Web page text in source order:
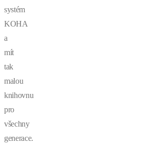
systém
KOHA
a
mít
tak
malou
knihovnu
pro
všechny
generace.